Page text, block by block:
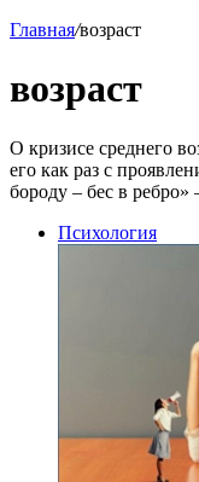
Главная/возраст
возраст
О кризисе среднего
его как раз с
бороду – бес в
Психология